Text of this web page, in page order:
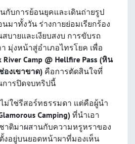
กับการย้อนยุคและเดินถ่ายรูป
มาทั้งวัน ร่างกายย่อมเรียกร้อง
บายและเงียบสงบ การขับรถ
มุ่งหน้าสู่อำเภอไทรโยค เพื่อ
River Camp @ Hellfire Pass (หิน
งเขาขาด) คือการตัดสินใจที่
ารปิดจบทริปนี้
ม่ใช่รีสอร์ทธรรมดา แต่คือผู้นำ
Camping) ที่นำเอา
าติมาผสานกับความหรูหราของ
งอยู่บนยอดหน้าผาที่มองเห็น